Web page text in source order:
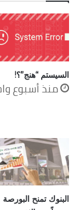
السيستم “هنج”؟!
منذ أسبوع
البنوك تمنح البورصة